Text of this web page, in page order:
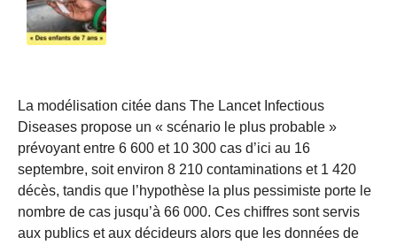
La modélisation citée dans The Lancet Infectious
Diseases propose un « scénario le plus probable »
prévoyant entre 6 600 et 10 300 cas d’ici au 16
septembre, soit environ 8 210 contaminations et 1 420
décès, tandis que l’hypothèse la plus pessimiste porte le
nombre de cas jusqu’à 66 000. Ces chiffres sont servis
aux publics et aux décideurs alors que les données de